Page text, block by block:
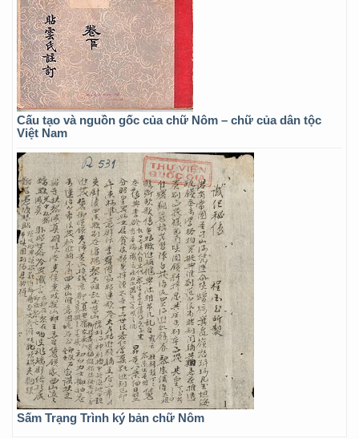
Cấu tạo và nguồn gốc của chữ Nôm – chữ của dân tộc
Việt Nam
Sấm Trạng Trình ký bản chữ Nôm